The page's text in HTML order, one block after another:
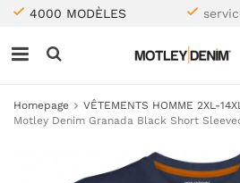
4000 MODÈLES
Homepage VÊTEMENTS HOMME 2XL-
Motley Denim Granada Black Short